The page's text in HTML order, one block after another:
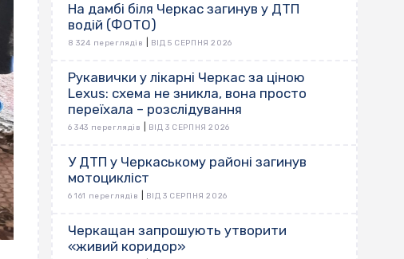
На дамбі біля Черкас загинув у ДТП
водій (ФОТО)
8 324 переглядів ВІД 5 СЕРПНЯ 2026
Рукавички у лікарні Черкас за ціною
Lexus: схема не зникла, вона просто
переїхала – розслідування
6 343 переглядів ВІД 3 СЕРПНЯ 2026
У ДТП у Черкаському районі загинув
мотоцикліст
6 161 переглядів ВІД 3 СЕРПНЯ 2026
Черкащан запрошують утворити
«живий коридор»